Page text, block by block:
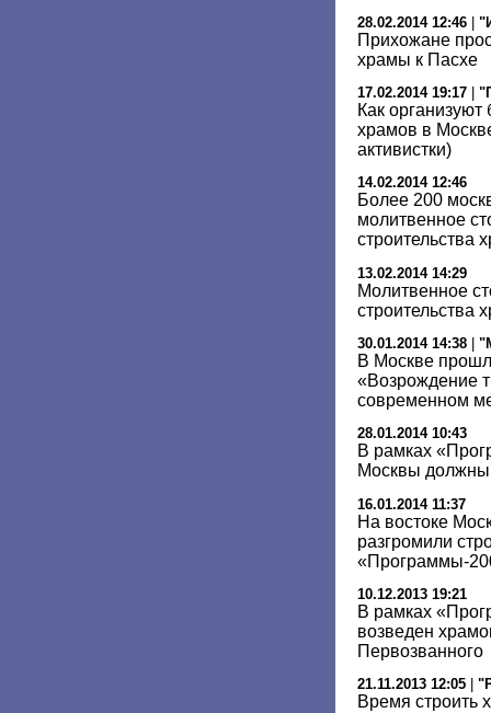
28.02.2014 12:46
Прихожане
храмы к Пасхе
17.02.2014 19:17
Как организуют
храмов в
активистки)
14.02.2014 12:46
Более 200
молитвенное
строительства
13.02.2014 14:29
Молитвенное
строительства
30.01.2014 14:38
В Москве
«Возрождение
современном
28.01.2014 10:43
В рамках
Москвы должны
16.01.2014 11:37
На востоке
разгромили
«Программы-
10.12.2013 19:21
В рамках
возведен
Первозванного
21.11.2013 12:05
Время строить